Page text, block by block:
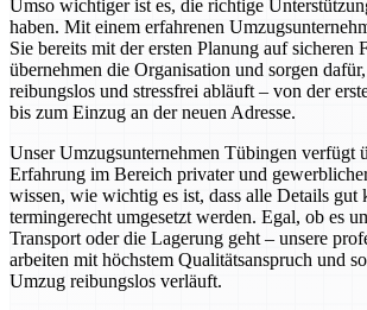
Umso wichtiger ist es, die richtige
haben. Mit einem erfahrenen
Sie bereits mit der ersten Planung auf sicheren
übernehmen die Organisation und sorgen
reibungslos und stressfrei abläuft – von der
bis zum Einzug an der neuen Adresse.
Unser Umzugsunternehmen Tübingen verfügt
Erfahrung im Bereich privater und
wissen, wie wichtig es ist, dass alle Details gut
termingerecht umgesetzt werden. Egal, ob es
Transport oder die Lagerung geht – unsere
arbeiten mit höchstem Qualitätsanspruch und
Umzug reibungslos verläuft.